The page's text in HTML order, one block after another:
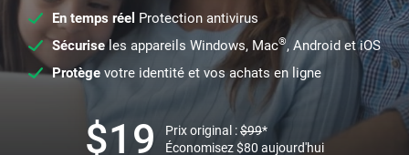
En temps réel Protection antivirus
Sécuriseles appareils Windows, Mac®, Android et iOS
Protège votre identité et vos achats en ligne
$19 Prix original :$99*
Économisez$80 aujourd'hui